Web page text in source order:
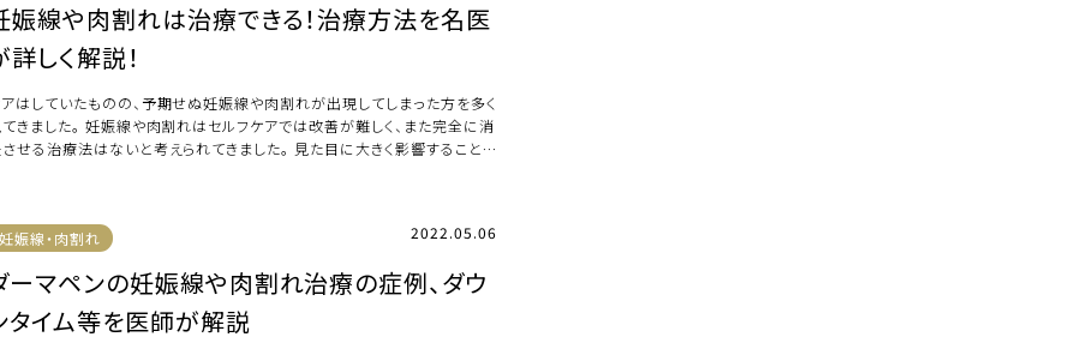
娠線や肉割れは治療できる！治療方法を名医
詳しく解説！
はしていたものの、予期せぬ妊娠線や肉割れが出現してしまった方を多く
きました。 妊娠線や肉割れはセルフケアでは改善が難しく、また完全に消
せる治療法はないと考えられてきました。 見た目に大きく影響すること
妊娠線・肉割れ 2022.05.06
ーマペンの妊娠線や肉割れ治療の症例、ダウ
タイム等を医師が解説